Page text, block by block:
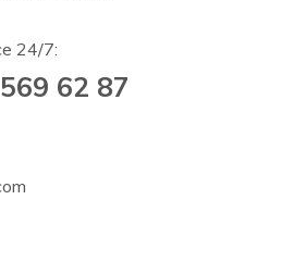
24/7:
62 87